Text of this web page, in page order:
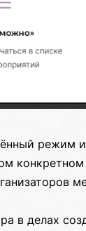
режим
в делах